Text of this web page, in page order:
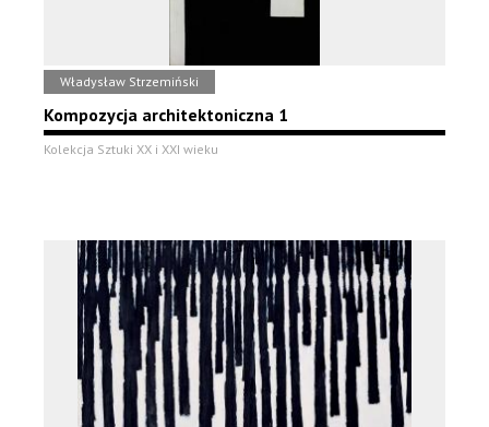
Władysław Strzemiński
Kompozycja architektoniczna 1
Kolekcja Sztuki XX i XXI wieku